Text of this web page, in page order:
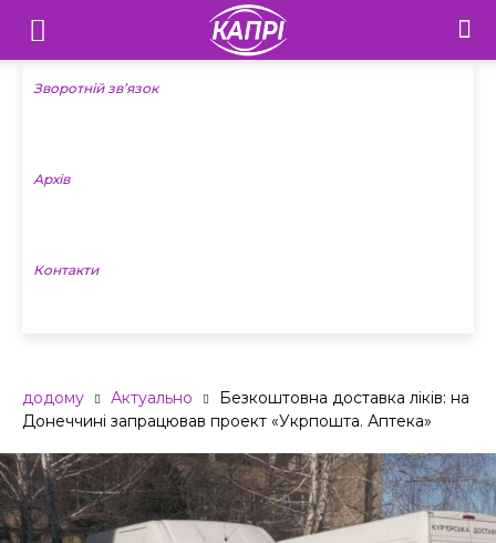
Телебачення
«Капрі»
Новини
Зворотній зв’язок
Архів
Контакти
додому Актуально
Безкоштовна доставка ліків: на
Донеччині запрацював проект «Укрпошта. Аптека»